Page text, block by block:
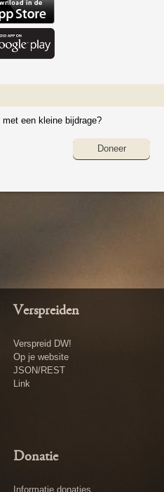
met een kleine bijdrage?
Doneer
Verspreiden
Verspreid DW!
Op je website
JSON/REST
Link
Donatie
Informatie donaties